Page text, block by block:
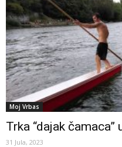
Moj Vrbas
Trka “dajak čamaca”
31 Jula, 2023